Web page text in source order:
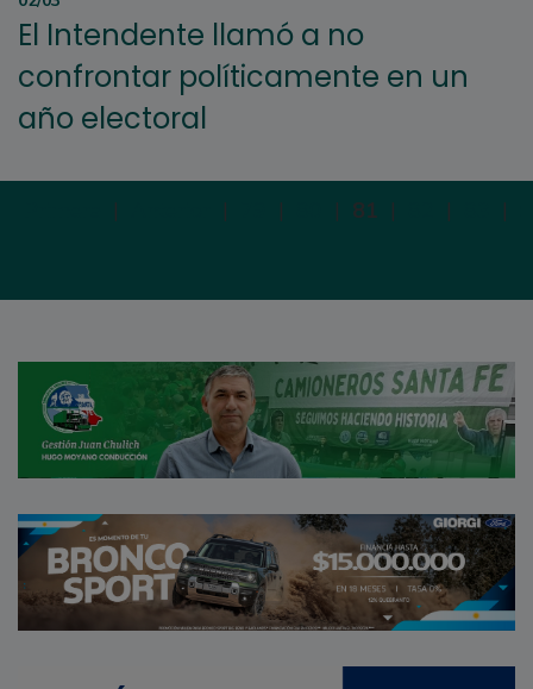
El Intendente llamó a no
confrontar políticamente en un
año electoral
| | | | 81 | | |